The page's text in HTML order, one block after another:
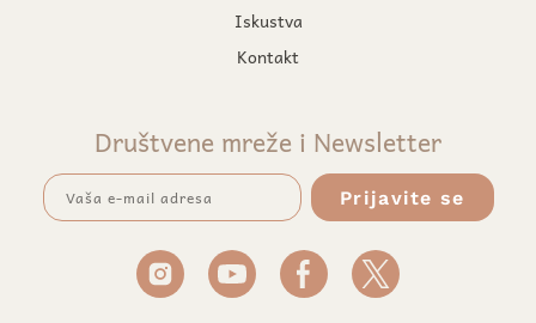
Iskustva
Kontakt
Društvene mreže i Newsletter